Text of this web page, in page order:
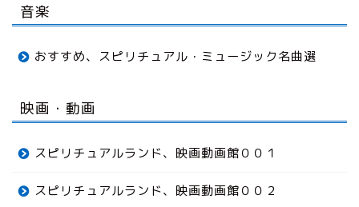
音楽
おすすめ、スピリチュアル・ミュージック名曲選
映画・動画
スピリチュアルランド、映画動画館００１
スピリチュアルランド、映画動画館００２